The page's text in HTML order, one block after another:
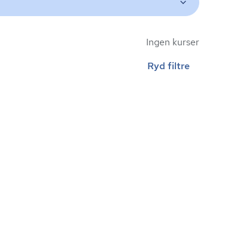
Ingen kurser
Ryd filtre